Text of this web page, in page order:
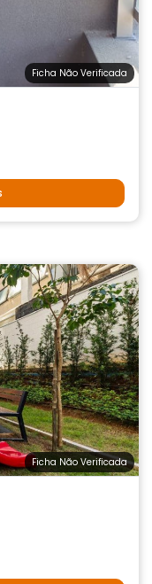
Ficha Não Verificada
Ficha Não Verificada